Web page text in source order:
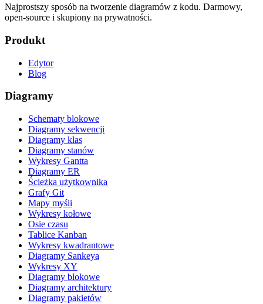
Najprostszy sposób na tworzenie diagramów z kodu. Darmowy,
open-source i skupiony na prywatności.
Produkt
Edytor
Blog
Diagramy
Schematy blokowe
Diagramy sekwencji
Diagramy klas
Diagramy stanów
Wykresy Gantta
Diagramy ER
Ścieżka użytkownika
Grafy Git
Mapy myśli
Wykresy kołowe
Osie czasu
Tablice Kanban
Wykresy kwadrantowe
Diagramy Sankeya
Wykresy XY
Diagramy blokowe
Diagramy architektury
Diagramy pakietów